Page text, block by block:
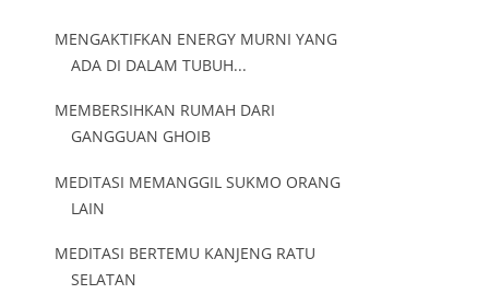
MENGAKTIFKAN ENERGY MURNI YANG
ADA DI DALAM TUBUH...
MEMBERSIHKAN RUMAH DARI
GANGGUAN GHOIB
MEDITASI MEMANGGIL SUKMO ORANG
LAIN
MEDITASI BERTEMU KANJENG RATU
SELATAN